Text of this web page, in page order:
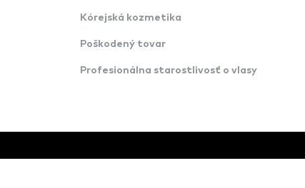
Kórejská kozmetika
Poškodený tovar
Profesionálna starostlivosť o vlasy